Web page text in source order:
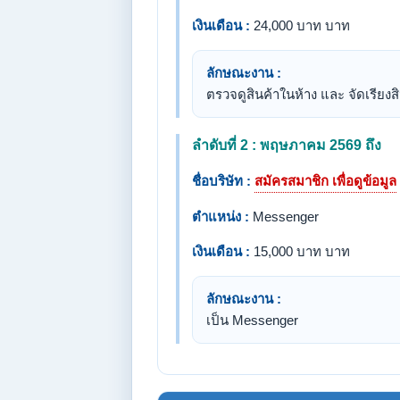
เงินเดือน : 24,000 บาท บาท
ลักษณะงาน :
ตรวจดูสินค้าในห้าง และ จัดเรียง
ลำดับที่ 2 : พฤษภาคม 2569 ถึง
ชื่อบริษัท : สมัครสมาชิก เพื่อดูข้อมูล
ตำแหน่ง : Messenger
เงินเดือน : 15,000 บาท บาท
ลักษณะงาน :
เป็น Messenger